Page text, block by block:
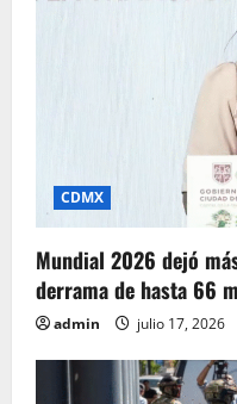
CDMX
Mundial 2026 dejó
derrama de hasta 66
admin julio 17, 2026